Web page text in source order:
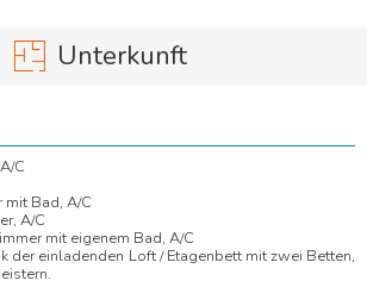
Unterkunft
C
Bad, A/C
A/C
mit eigenem Bad, A/C
der einladenden Loft / Etagenbett mit zwei Betten,